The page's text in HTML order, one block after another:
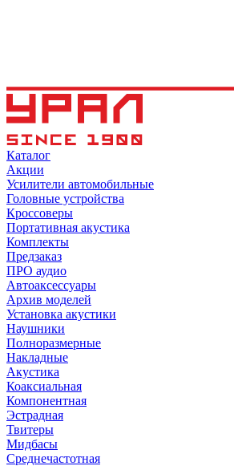
Каталог
Акции
Усилители автомобильные
Головные устройства
Кроссоверы
Портативная акустика
Комплекты
Предзаказ
ПРО аудио
Автоаксессуары
Архив моделей
Установка акустики
Наушники
Полноразмерные
Накладные
Акустика
Коаксиальная
Компонентная
Эстрадная
Твитеры
Мидбасы
Среднечастотная